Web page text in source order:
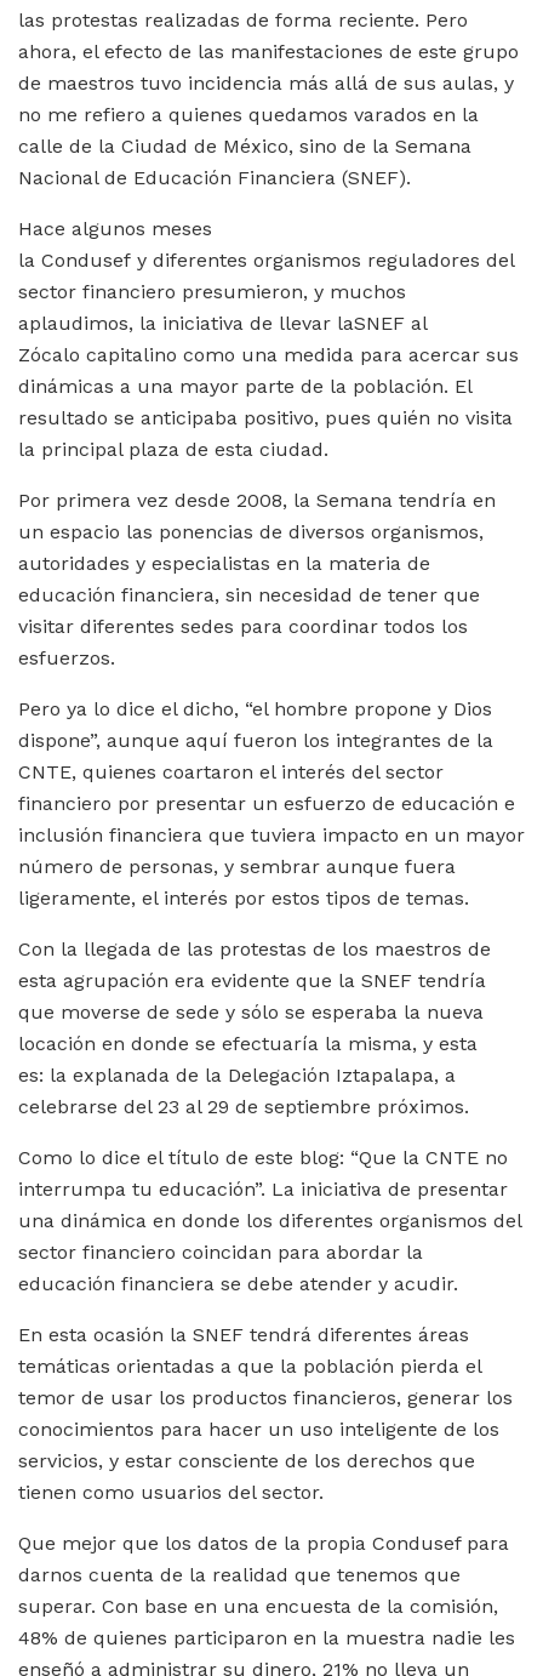
las protestas realizadas de forma reciente. Pero
ahora, el efecto de las manifestaciones de este grupo
de maestros tuvo incidencia más allá de sus aulas, y
no me refiero a quienes quedamos varados en la
calle de la Ciudad de México, sino de la Semana
Nacional de Educación Financiera (SNEF).
Hace algunos meses
la Condusef y diferentes organismos reguladores del
sector financiero presumieron, y muchos
aplaudimos, la iniciativa de llevar laSNEF al
Zócalo capitalino como una medida para acercar sus
dinámicas a una mayor parte de la población. El
resultado se anticipaba positivo, pues quién no visita
la principal plaza de esta ciudad.
Por primera vez desde 2008, la Semana tendría en
un espacio las ponencias de diversos organismos,
autoridades y especialistas en la materia de
educación financiera, sin necesidad de tener que
visitar diferentes sedes para coordinar todos los
esfuerzos.
Pero ya lo dice el dicho, “el hombre propone y Dios
dispone”, aunque aquí fueron los integrantes de la
CNTE, quienes coartaron el interés del sector
financiero por presentar un esfuerzo de educación e
inclusión financiera que tuviera impacto en un mayor
número de personas, y sembrar aunque fuera
ligeramente, el interés por estos tipos de temas.
Con la llegada de las protestas de los maestros de
esta agrupación era evidente que la SNEF tendría
que moverse de sede y sólo se esperaba la nueva
locación en donde se efectuaría la misma, y esta
es: la explanada de la Delegación Iztapalapa, a
celebrarse del 23 al 29 de septiembre próximos.
Como lo dice el título de este blog: “Que la CNTE no
interrumpa tu educación”. La iniciativa de presentar
una dinámica en donde los diferentes organismos del
sector financiero coincidan para abordar la
educación financiera se debe atender y acudir.
En esta ocasión la SNEF tendrá diferentes áreas
temáticas orientadas a que la población pierda el
temor de usar los productos financieros, generar los
conocimientos para hacer un uso inteligente de los
servicios, y estar consciente de los derechos que
tienen como usuarios del sector.
Que mejor que los datos de la propia Condusef para
darnos cuenta de la realidad que tenemos que
superar. Con base en una encuesta de la comisión,
48% de quienes participaron en la muestra nadie les
enseñó a administrar su dinero, 21% no lleva un